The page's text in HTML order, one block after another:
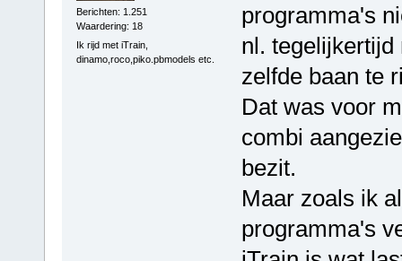
Berichten: 1.251
Waardering: 18
Ik rijd met iTrain,
dinamo,roco,piko.pbmodels etc.
programma's
nl. tegelijkertijd
zelfde baan te
Dat was voor
combi
bezit.
Maar zoals ik
programma's